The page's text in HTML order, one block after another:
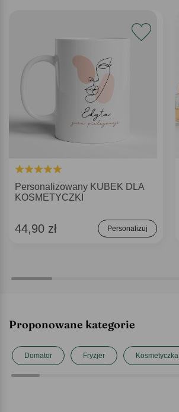
Personalizowany KUBEK DLA
KOSMETYCZKI
44,90 zł Personalizuj
Proponowane kategorie
Domator Fryzjer Kosmetyczka